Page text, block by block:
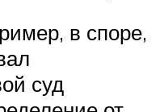
в споре,
суд